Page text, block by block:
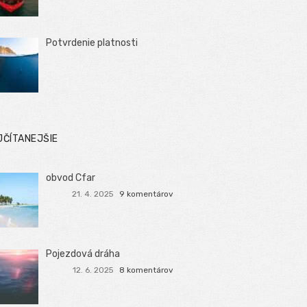
Potvrdenie platnosti
obvod Cfar
21. 4. 2025 9 komentárov
Pojezdová dráha
12. 6. 2025 8 komentárov